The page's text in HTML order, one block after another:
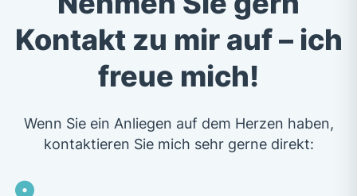
Kontakt zu mir auf – ich
freue mich!
Wenn Sie ein Anliegen auf dem Herzen haben,
kontaktieren Sie mich sehr gerne direkt: